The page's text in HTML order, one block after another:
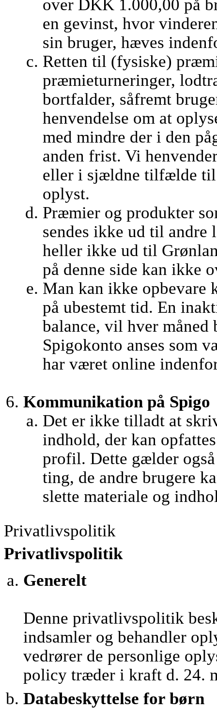
over DKK 1.000,00 på
en gevinst, hvor
sin bruger, hæves
Retten til (fysiske)
præmieturneringer,
bortfalder, såfremt
henvendelse om at
med mindre der i den
anden frist. Vi
eller i sjældne tilfælde til
oplyst.
Præmier og produkter
sendes ikke ud til andre
heller ikke ud til
på denne side kan ikke
Man kan ikke opbevare
på ubestemt tid. En
balance, vil hver
Spigokonto anses som
har været online
Kommunikation på Spigo
Det er ikke tilladt at
indhold, der kan
profil. Dette gælder
ting, de andre brugere
slette materiale og
Privatlivspolitik
Privatlivspolitik
Generelt
Denne privatlivspolitik
indsamler og behandler
vedrører de personlige
policy træder i kraft d. 24.
Databeskyttelse for børn